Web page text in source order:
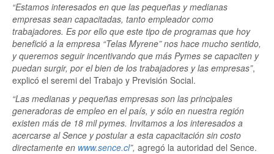
“Estamos interesados en que las pequeñas y medianas
empresas sean capacitadas, tanto empleador como
trabajadores. Es por ello que este tipo de programas que hoy
benefició a la empresa “Telas Myrene” nos hace mucho sentido,
y queremos seguir incentivando que más Pymes se capaciten y
puedan surgir, por el bien de los trabajadores y las empresas”,
explicó el seremi del Trabajo y Previsión Social.
“Las medianas y pequeñas empresas son las principales
generadoras de empleo en el país, y sólo en nuestra región
existen más de 18 mil pymes. Invitamos a los interesados a
acercarse al Sence y postular a esta capacitación sin costo
directamente en www.sence.cl”, agregó la autoridad del Sence.